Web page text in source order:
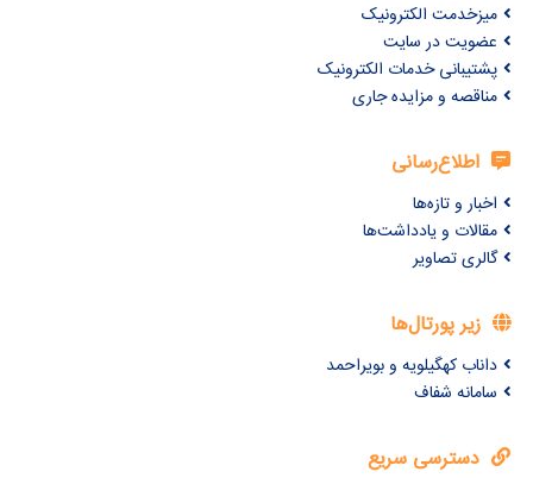
میزخدمت الکترونیک
عضویت در سایت
پشتیبانی خدمات الکترونیک
مناقصه و مزایده جاری
اطلاع‌رسانی
اخبار و تازه‌ها
مقالات و یادداشت‌ها
گالری تصاویر
زیر پورتال‌ها
داناب کهگیلویه و بویراحمد
سامانه شفاف
دسترسی سریع